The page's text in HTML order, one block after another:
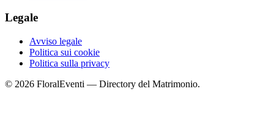
Legale
Avviso legale
Politica sui cookie
Politica sulla privacy
© 2026 FloralEventi — Directory del Matrimonio.